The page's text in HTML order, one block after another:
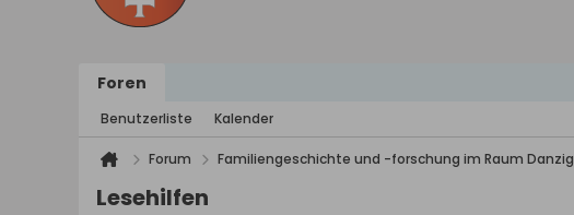
Foren
Benutzerliste Kalender
Forum Familiengeschichte und -forschung im Raum Danzig
Lesehilfen